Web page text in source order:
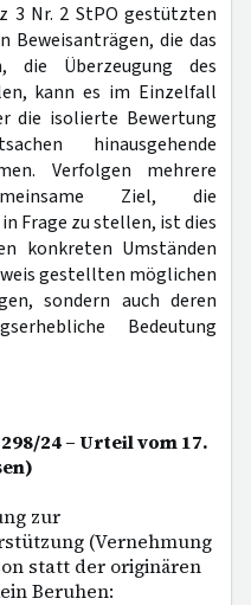
3 Nr. 2 StPO gestützten
Beweisanträgen, die das
die Überzeugung des
kann es im Einzelfall
die isolierte Bewertung
hinausgehende
Verfolgen mehrere
Ziel, die
Frage zu stellen, ist dies
konkreten Umständen
gestellten möglichen
sondern auch deren
Bedeutung
298/24 – Urteil vom 17.
zur
(Vernehmung
statt der originären
Beruhen: